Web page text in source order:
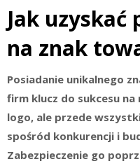
Jak uzyskać
na znak
Posiadanie unikalnego
firm klucz do sukcesu
logo, ale przede
spośród konkurencji i
Zabezpieczenie go